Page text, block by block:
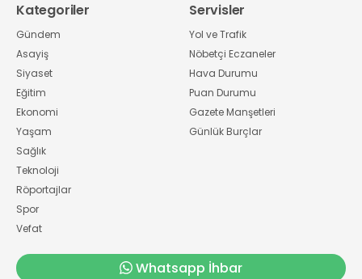
Kategoriler
Gündem
Asayiş
Siyaset
Eğitim
Ekonomi
Yaşam
Sağlık
Teknoloji
Röportajlar
Spor
Vefat
Servisler
Yol ve Trafik
Nöbetçi Eczaneler
Hava Durumu
Puan Durumu
Gazete Manşetleri
Günlük Burçlar
Whatsapp İhbar